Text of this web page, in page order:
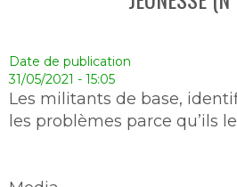
Date de publication
31/05/2021 - 15:05
Les militants de base,
les problèmes parce qu’ils